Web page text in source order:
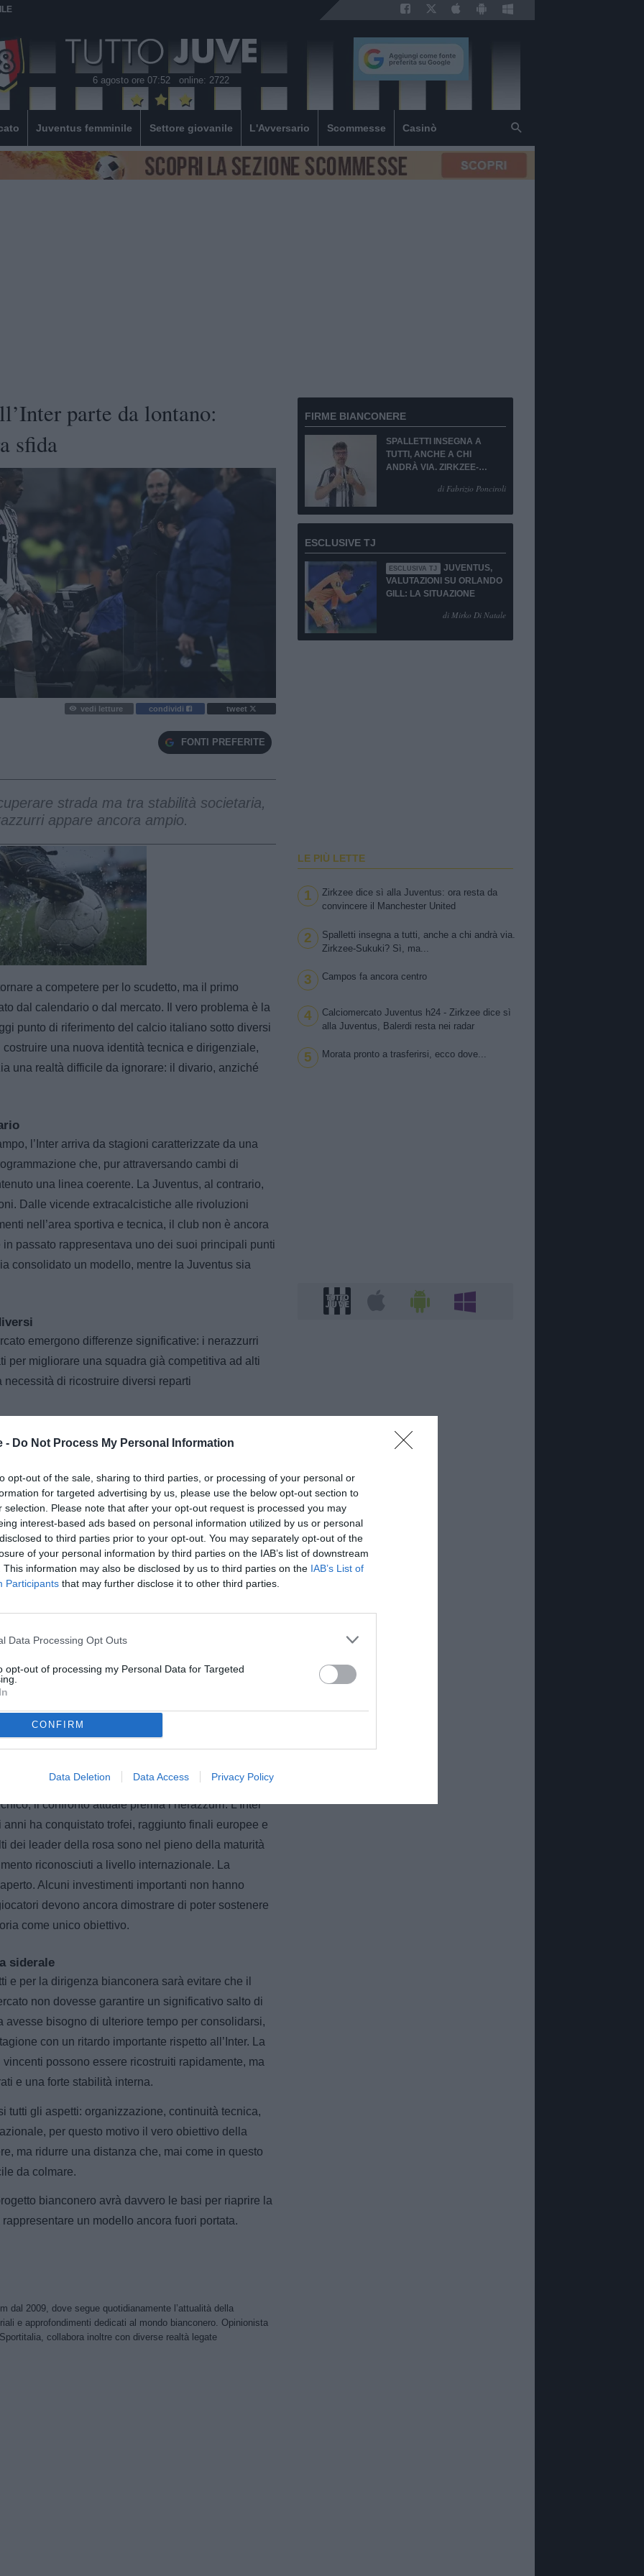
- Do Not Process My Personal Information
opt-out of the sale, sharing to third parties, or processing of your personal or
for targeted advertising by us, please use the below opt-out section to
selection. Please note that after your opt-out request is processed you may
interest-based ads based on personal information utilized by us or personal
to third parties prior to your opt-out. You may separately opt-out of the
of your personal information by third parties on the IAB’s list of downstream
This information may also be disclosed by us to third parties on the IAB’s List of
Participants that may further disclose it to other third parties.
Data Processing Opt Outs
opt-out of processing my Personal Data for Targeted
CONFIRM
Data Deletion Data Access Privacy Policy
6 agosto ore 07:52 online: 2722
Juventus femminile Settore giovanile L'Avversario Scommesse Casinò
parte da lontano:
sfida
vedi letture condividi tweet
FONTI PREFERITE
strada ma tra stabilità societaria,
appare ancora ampio.
Loaded
100.00%
a competere per lo scudetto, ma il primo
dal calendario o dal mercato. Il vero problema è la
punto di riferimento del calcio italiano sotto diversi
una nuova identità tecnica e dirigenziale,
una realtà difficile da ignorare: il divario, anziché
l’Inter arriva da stagioni caratterizzate da una
che, pur attraversando cambi di
una linea coerente. La Juventus, al contrario,
Dalle vicende extracalcistiche alle rivoluzioni
nell’area sportiva e tecnica, il club non è ancora
passato rappresentava uno dei suoi principali punti
consolidato un modello, mentre la Juventus sia
emergono differenze significative: i nerazzurri
per migliorare una squadra già competitiva ad alti
di ricostruire diversi reparti
da aggiungere
per Brahim Diaz, la ricerca di nuovi attaccanti
su possibili cessioni eccellenti dimostrano come il
L’Inter, al contrario, parte da una base tecnica
organico che necessita soprattutto di ritocchi.
il confronto attuale premia i nerazzurri. L’Inter
ha conquistato trofei, raggiunto finali europee e
dei leader della rosa sono nel pieno della maturità
riconosciuti a livello internazionale. La
Alcuni investimenti importanti non hanno
devono ancora dimostrare di poter sostenere
come unico obiettivo.
siderale
e per la dirigenza bianconera sarà evitare che il
non dovesse garantire un significativo salto di
avesse bisogno di ulteriore tempo per consolidarsi,
con un ritardo importante rispetto all’Inter. La
possono essere ricostruiti rapidamente, ma
e una forte stabilità interna.
tutti gli aspetti: organizzazione, continuità tecnica,
per questo motivo il vero obiettivo della
ma ridurre una distanza che, mai come in questo
da colmare.
bianconero avrà davvero le basi per riaprire la
un modello ancora fuori portata.
dal 2009, dove segue quotidianamente l’attualità della
e approfondimenti dedicati al mondo bianconero. Opinionista
collabora inoltre con diverse realtà legate
FIRME BIANCONERE
SPALLETTI INSEGNA A
TUTTI, ANCHE A CHI
ANDRÀ VIA. ZIRKZEE-
di Fabrizio Ponciroli
ESCLUSIVE TJ
ESCLUSIVA TJ
JUVENTUS,
VALUTAZIONI SU ORLANDO
GILL: LA SITUAZIONE
di Mirko Di Natale
LE PIÙ LETTE
1
Zirkzee dice sì alla Juventus: ora resta da
convincere il Manchester United
2
Spalletti insegna a tutti, anche a chi andrà via.
Zirkzee-Sukuki? Sì, ma...
3 Campos fa ancora centro
4
Calciomercato Juventus h24 - Zirkzee dice sì
alla Juventus, Balerdi resta nei radar
5 Morata pronto a trasferirsi, ecco dove...